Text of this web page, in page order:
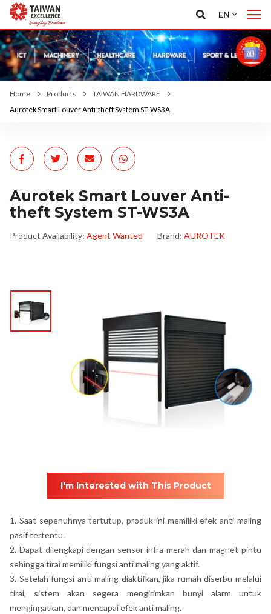
EN
Home Products
TAIWAN HARDWARE
Aurotek Smart Louver Anti-theft System ST-WS3A
Aurotek Smart Louver Anti-
theft System ST-WS3A
Product Availability: Agent Wanted Brand: AUROTEK
I'm Interested with This Product
1. Saat sepenuhnya tertutup, produk ini memiliki efek anti maling
pasif tertentu.
2. Dapat dilengkapi dengan sensor infra merah dan magnet pintu
sehingga tirai memiliki fungsi anti maling yang aktif.
3. Setelah fungsi anti maling diaktifkan, jika rumah diserbu melalui
tirai, sistem akan segera mengirimkan bunyi alarm untuk
mengingatkan, dan mencapai efek anti maling.